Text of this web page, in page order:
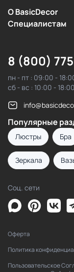
О BasicDecor
Cпециалистам
8 (800)
пн - пт : 09:00 -
сб - вс : 10:00 - 18:00
Популярные
Люстры Бра
Зеркала
Соц. сети
Оферта
Политика
Пользовательское